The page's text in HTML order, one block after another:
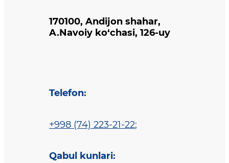
170100, Andijon shahar,
A.Navoiy ko‘chasi, 126-uy
Telefon:
+998 (74) 223-21-22;
Qabul kunlari: